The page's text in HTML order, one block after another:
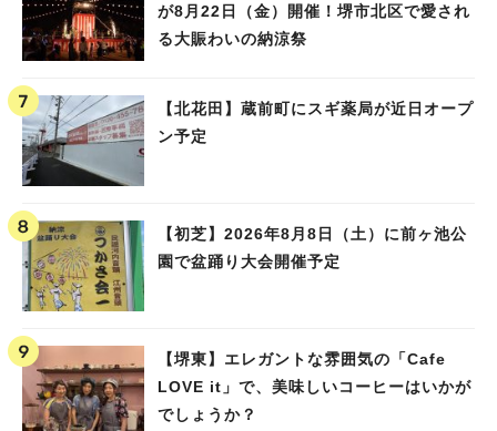
が8月22日（金）開催！堺市北区で愛され
る大賑わいの納涼祭
【北花田】蔵前町にスギ薬局が近日オープ
ン予定
【初芝】2026年8月8日（土）に前ヶ池公
園で盆踊り大会開催予定
【堺東】エレガントな雰囲気の「Cafe
LOVE it」で、美味しいコーヒーはいかが
でしょうか？
#泉ヶ丘駅
#あなたはどっち？